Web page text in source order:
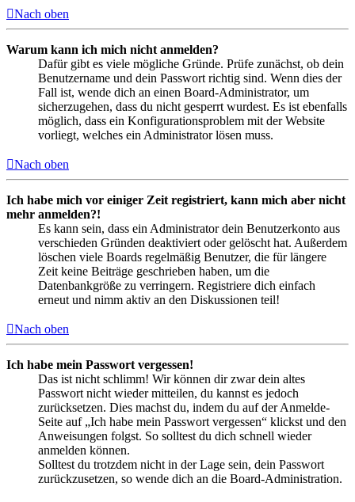
Nach oben
Warum kann ich mich nicht anmelden?
Dafür gibt es viele mögliche Gründe. Prüfe zunächst, ob dein
Benutzername und dein Passwort richtig sind. Wenn dies der
Fall ist, wende dich an einen Board-Administrator, um
sicherzugehen, dass du nicht gesperrt wurdest. Es ist ebenfalls
möglich, dass ein Konfigurationsproblem mit der Website
vorliegt, welches ein Administrator lösen muss.
Nach oben
Ich habe mich vor einiger Zeit registriert, kann mich aber nicht
mehr anmelden?!
Es kann sein, dass ein Administrator dein Benutzerkonto aus
verschieden Gründen deaktiviert oder gelöscht hat. Außerdem
löschen viele Boards regelmäßig Benutzer, die für längere
Zeit keine Beiträge geschrieben haben, um die
Datenbankgröße zu verringern. Registriere dich einfach
erneut und nimm aktiv an den Diskussionen teil!
Nach oben
Ich habe mein Passwort vergessen!
Das ist nicht schlimm! Wir können dir zwar dein altes
Passwort nicht wieder mitteilen, du kannst es jedoch
zurücksetzen. Dies machst du, indem du auf der Anmelde-
Seite auf „Ich habe mein Passwort vergessen“ klickst und den
Anweisungen folgst. So solltest du dich schnell wieder
anmelden können.
Solltest du trotzdem nicht in der Lage sein, dein Passwort
zurückzusetzen, so wende dich an die Board-Administration.